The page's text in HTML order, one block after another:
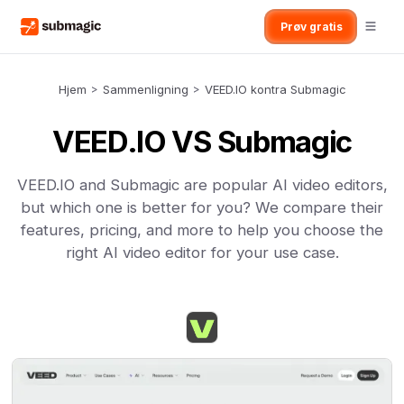
Prøv gratis
Hjem > Sammenligning > VEED.IO kontra Submagic
VEED.IO VS Submagic
VEED.IO and Submagic are popular AI video editors,
but which one is better for you? We compare their
features, pricing, and more to help you choose the
right AI video editor for your use case.